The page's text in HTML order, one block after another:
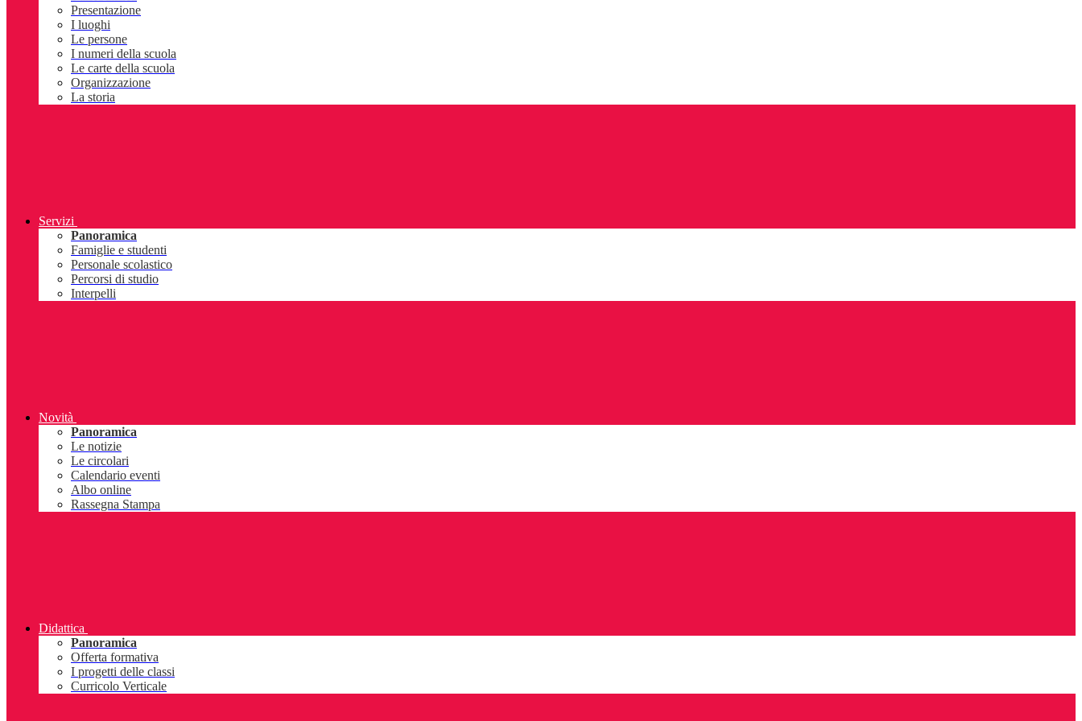
Presentazione
I luoghi
Le persone
I numeri della scuola
Le carte della scuola
Organizzazione
La storia
Servizi
Panoramica
Famiglie e studenti
Personale scolastico
Percorsi di studio
Interpelli
Novità
Panoramica
Le notizie
Le circolari
Calendario eventi
Albo online
Rassegna Stampa
Didattica
Panoramica
Offerta formativa
I progetti delle classi
Curricolo Verticale